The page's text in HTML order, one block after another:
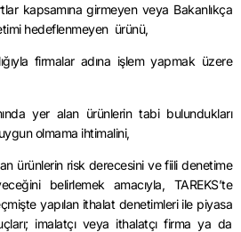
kapsamına girmeyen veya Bakanlıkça
hedeflenmeyen ürünü,
firmalar adına işlem yapmak üzere
yer alan ürünlerin tabi bulundukları
olmama ihtimalini,
ürünlerin risk derecesini ve fiili denetime
belirlemek amacıyla, TAREKS’te
yapılan ithalat denetimleri ile piyasa
imalatçı veya ithalatçı firma ya da